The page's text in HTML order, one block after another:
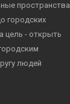
пространства
городских
цель - открыть
людей